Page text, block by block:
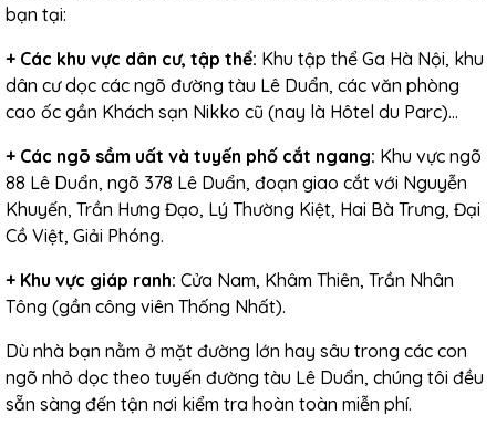
bạn tại:
+ Các khu vực dân cư, tập thể: Khu tập thể Ga Hà Nội, khu
dân cư dọc các ngõ đường tàu Lê Duẩn, các văn phòng
cao ốc gần Khách sạn Nikko cũ (nay là Hôtel du Parc)...
+ Các ngõ sầm uất và tuyến phố cắt ngang: Khu vực ngõ
88 Lê Duẩn, ngõ 378 Lê Duẩn, đoạn giao cắt với Nguyễn
Khuyến, Trần Hưng Đạo, Lý Thường Kiệt, Hai Bà Trưng, Đại
Cồ Việt, Giải Phóng.
+ Khu vực giáp ranh: Cửa Nam, Khâm Thiên, Trần Nhân
Tông (gần công viên Thống Nhất).
Dù nhà bạn nằm ở mặt đường lớn hay sâu trong các con
ngõ nhỏ dọc theo tuyến đường tàu Lê Duẩn, chúng tôi đều
sẵn sàng đến tận nơi kiểm tra hoàn toàn miễn phí.